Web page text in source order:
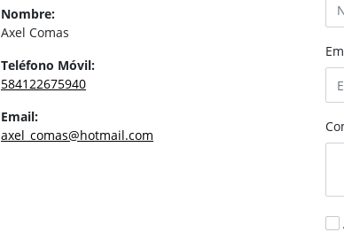
Nombre:
Axel Comas
Teléfono Móvil:
584122675940
Email:
axel_comas@hotmail.com